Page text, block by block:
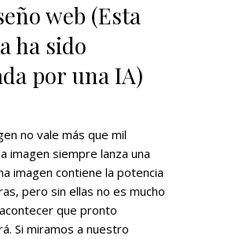
web (Esta
ha sido
por una IA)
no vale más que mil
imagen siempre lanza una
imagen contiene la potencia
pero sin ellas no es mucho
que pronto
Si miramos a nuestro